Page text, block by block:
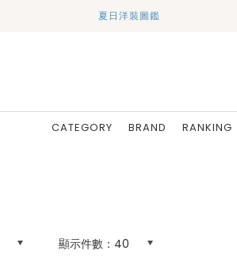
夏日洋裝圖鑑
CATEGORY BRAND RANKING
顯示件數： 40